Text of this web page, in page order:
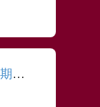
南華大學114學年度第二學期研究所優秀僑生獎學金獲獎名單